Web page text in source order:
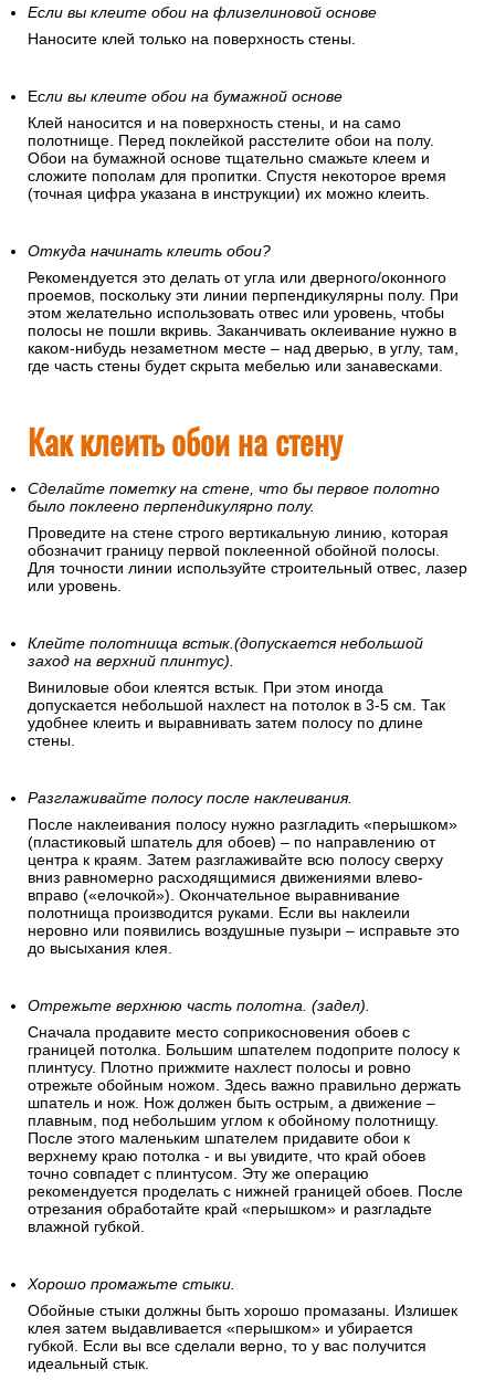
Если вы клеите обои на флизелиновой основе
Наносите клей только на поверхность стены.
Если вы клеите обои на бумажной основе
Клей наносится и на поверхность стены, и на само
полотнище. Перед поклейкой расстелите обои на полу.
Обои на бумажной основе тщательно смажьте клеем и
сложите пополам для пропитки. Спустя некоторое время
(точная цифра указана в инструкции) их можно клеить.
Откуда начинать клеить обои?
Рекомендуется это делать от угла или дверного/оконного
проемов, поскольку эти линии перпендикулярны полу. При
этом желательно использовать отвес или уровень, чтобы
полосы не пошли вкривь. Заканчивать оклеивание нужно в
каком-нибудь незаметном месте – над дверью, в углу, там,
где часть стены будет скрыта мебелью или занавесками.
Как клеить обои на стену
Сделайте пометку на стене, что бы первое полотно
было поклеено перпендикулярно полу.
Проведите на стене строго вертикальную линию, которая
обозначит границу первой поклеенной обойной полосы.
Для точности линии используйте строительный отвес, лазер
или уровень.
Клейте полотнища встык.(допускается небольшой
заход на верхний плинтус).
Виниловые обои клеятся встык. При этом иногда
допускается небольшой нахлест на потолок в 3-5 см. Так
удобнее клеить и выравнивать затем полосу по длине
стены.
Разглаживайте полосу после наклеивания.
После наклеивания полосу нужно разгладить «перышком»
(пластиковый шпатель для обоев) – по направлению от
центра к краям. Затем разглаживайте всю полосу сверху
вниз равномерно расходящимися движениями влево-
вправо («елочкой»). Окончательное выравнивание
полотнища производится руками. Если вы наклеили
неровно или появились воздушные пузыри – исправьте это
до высыхания клея.
Отрежьте верхнюю часть полотна. (задел).
Сначала продавите место соприкосновения обоев с
границей потолка. Большим шпателем подоприте полосу к
плинтусу. Плотно прижмите нахлест полосы и ровно
отрежьте обойным ножом. Здесь важно правильно держать
шпатель и нож. Нож должен быть острым, а движение –
плавным, под небольшим углом к обойному полотнищу.
После этого маленьким шпателем придавите обои к
верхнему краю потолка - и вы увидите, что край обоев
точно совпадет с плинтусом. Эту же операцию
рекомендуется проделать с нижней границей обоев. После
отрезания обработайте край «перышком» и разгладьте
влажной губкой.
Хорошо промажьте стыки.
Обойные стыки должны быть хорошо промазаны. Излишек
клея затем выдавливается «перышком» и убирается
губкой. Если вы все сделали верно, то у вас получится
идеальный стык.